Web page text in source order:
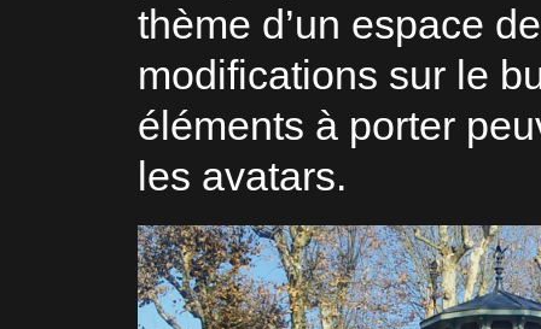
thème d’un espace
modifications sur le
éléments à porter
les avatars.